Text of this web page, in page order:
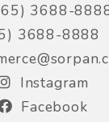
3688-
3688-8888
Instagram
Facebook